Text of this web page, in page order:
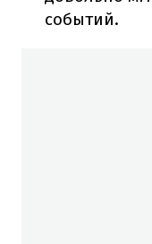
событий.